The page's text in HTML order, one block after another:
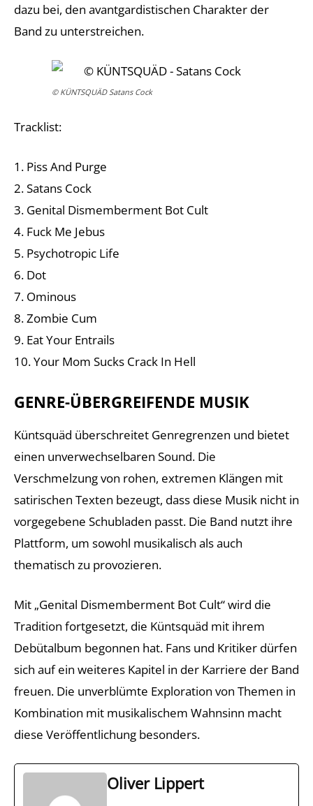
dazu bei, den avantgardistischen Charakter der
Band zu unterstreichen.
© KÜNTSQUÄD Satans Cock
Tracklist:
1. Piss And Purge
2. Satans Cock
3. Genital Dismemberment Bot Cult
4. Fuck Me Jebus
5. Psychotropic Life
6. Dot
7. Ominous
8. Zombie Cum
9. Eat Your Entrails
10. Your Mom Sucks Crack In Hell
GENRE-ÜBERGREIFENDE MUSIK
Küntsquäd überschreitet Genregrenzen und bietet
einen unverwechselbaren Sound. Die
Verschmelzung von rohen, extremen Klängen mit
satirischen Texten bezeugt, dass diese Musik nicht in
vorgegebene Schubladen passt. Die Band nutzt ihre
Plattform, um sowohl musikalisch als auch
thematisch zu provozieren.
Mit „Genital Dismemberment Bot Cult“ wird die
Tradition fortgesetzt, die Küntsquäd mit ihrem
Debütalbum begonnen hat. Fans und Kritiker dürfen
sich auf ein weiteres Kapitel in der Karriere der Band
freuen. Die unverblümte Exploration von Themen in
Kombination mit musikalischem Wahnsinn macht
diese Veröffentlichung besonders.
Oliver Lippert